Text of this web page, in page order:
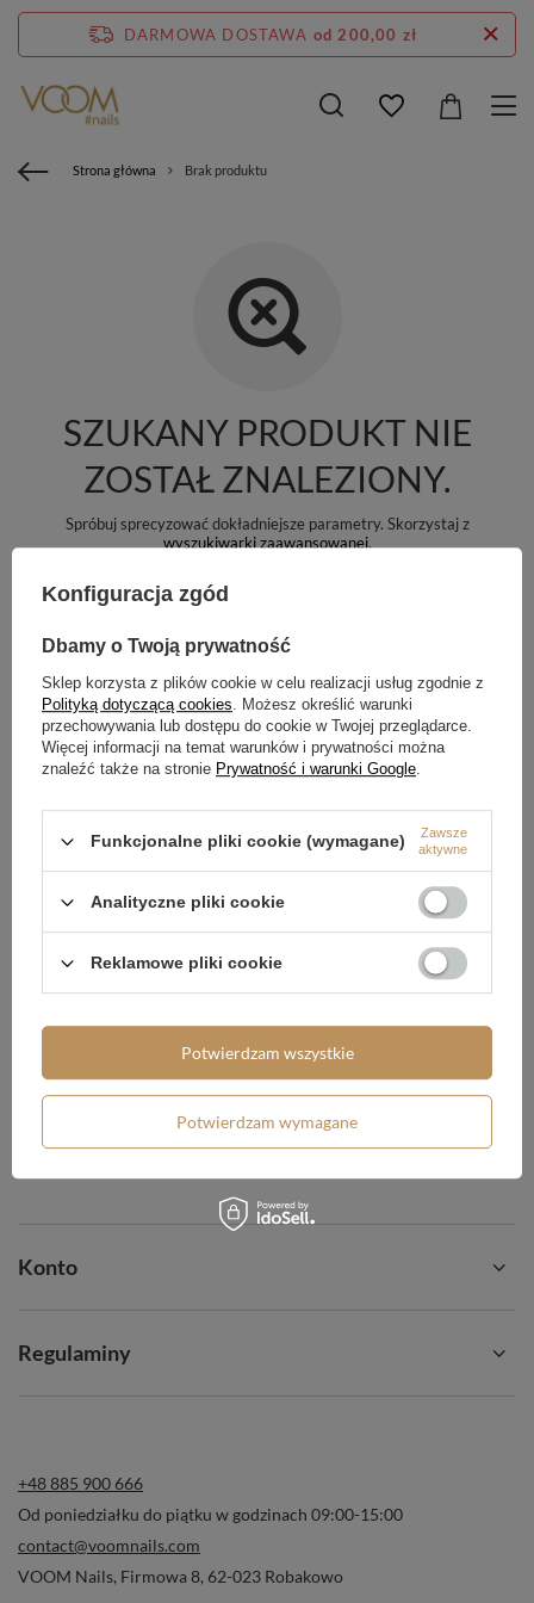
DARMOWA DOSTAWA od 200,00 zł
Strona główna Brak produktu
SZUKANY PRODUKT NIE
ZOSTAŁ ZNALEZIONY.
Spróbuj sprecyzować dokładniejsze parametry. Skorzystaj z
wyszukiwarki zaawansowanej.
SZUKASZ PRODUKTU,
KTÓREGO NIE MAMY W
OFERCIE?
Jeśli nie znalazłeś w naszej ofercie produktu, a chciałbyś kupić go w
naszym sklepie, możesz skorzystać ze specjalnego formularza i przesłać
nam opis szukanego przedmiotu. Aby móc to zrobić musisz być
zalogowany .
Chcę zareklamować produkt
Chcę zwrócić produkt
Chcę wymienić produkt
Konto
Regulaminy
+48 885 900 666
Od poniedziałku do piątku w godzinach 09:00-15:00
contact@voomnails.com
VOOM Nails, Firmowa 8, 62-023 Robakowo
Konfiguracja zgód
Dbamy o Twoją prywatność
Sklep korzysta z plików cookie w celu realizacji usług zgodnie z
Polityką dotyczącą cookies. Możesz określić warunki
przechowywania lub dostępu do cookie w Twojej przeglądarce.
Więcej informacji na temat warunków i prywatności można
znaleźć także na stronie Prywatność i warunki Google.
Funkcjonalne pliki cookie (wymagane)
Zawsze
aktywne
Analityczne pliki cookie
Reklamowe pliki cookie
Potwierdzam wymagane
Potwierdzam wszystkie